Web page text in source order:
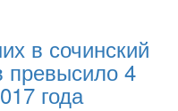
в сочинский
превысило 4
года